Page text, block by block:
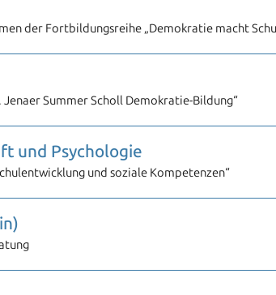
der Fortbildungsreihe „Demokratie macht
Jenaer Summer Scholl Demokratie-Bildung“
und Psychologie
und soziale Kompetenzen“